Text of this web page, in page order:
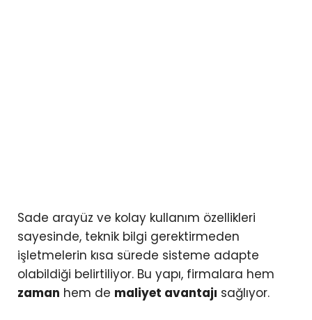
Sade arayüz ve kolay kullanım özellikleri
sayesinde, teknik bilgi gerektirmeden
işletmelerin kısa sürede sisteme adapte
olabildiği belirtiliyor. Bu yapı, firmalara hem
zaman hem de maliyet avantajı sağlıyor.